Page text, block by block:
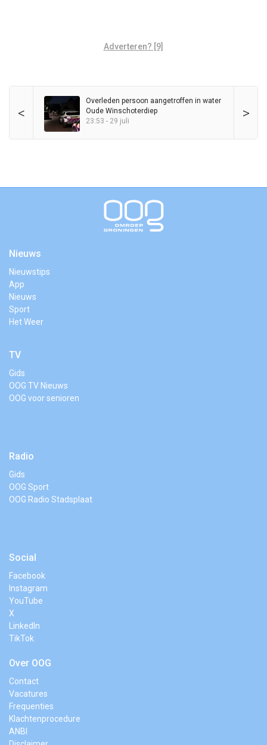
Adverteren? [9]
< >
Overleden persoon aangetroffen in water
Oude Winschoterdiep
23:53 - 29 juli
Nieuws
Nieuwstips
App
Nieuws
Sport
Het Weer
TV
Gids
OOG TV Nieuws
OOG voor senioren
Radio
Gids
OOG Sport
OOG Radio Stadsplaat
Social
Facebook
Instagram
YouTube
X
LinkedIn
TikTok
Over OOG
Contact
Vacatures
Frequenties
Klachtenprocedure
ANBI